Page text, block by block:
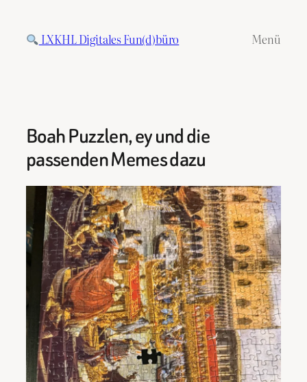
Inhalt
springen
LXKHL Digitales Fun(d)büro Menü
Boah Puzzlen, ey und die
passenden Memes dazu